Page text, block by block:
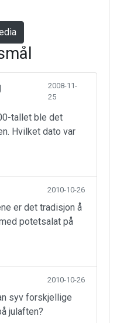
2008-11-
25
tallet ble det
Hvilket dato var
2010-10-26
er det tradisjon å
potetsalat på
2010-10-26
syv forskjellige
julaften?